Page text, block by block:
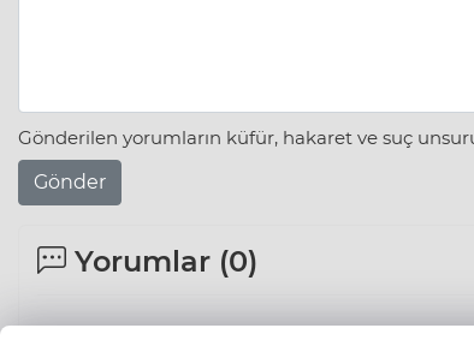
Gönderilen yorumların küfür, hakaret ve suç
Gönder
Yorumlar (0)